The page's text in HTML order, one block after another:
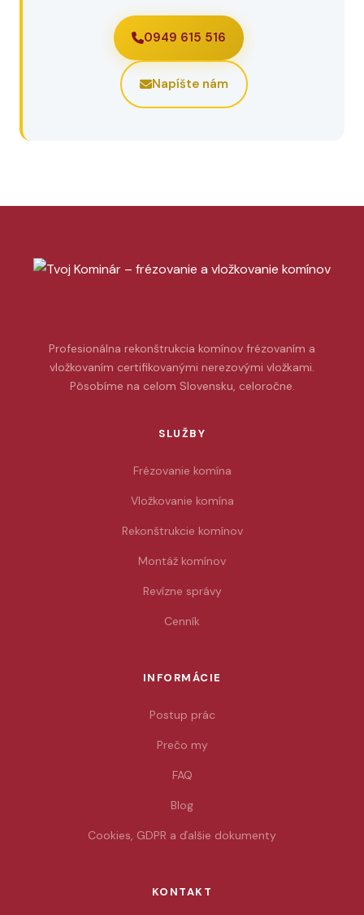
0949 615 516
Napíšte nám
Profesionálna rekonštrukcia komínov frézovaním a
vložkovaním certifikovanými nerezovými vložkami.
Pôsobíme na celom Slovensku, celoročne.
SLUŽBY
Frézovanie komína
Vložkovanie komína
Rekonštrukcie komínov
Montáž komínov
Revízne správy
Cenník
INFORMÁCIE
Postup prác
Prečo my
FAQ
Blog
Cookies, GDPR a ďalšie dokumenty
KONTAKT